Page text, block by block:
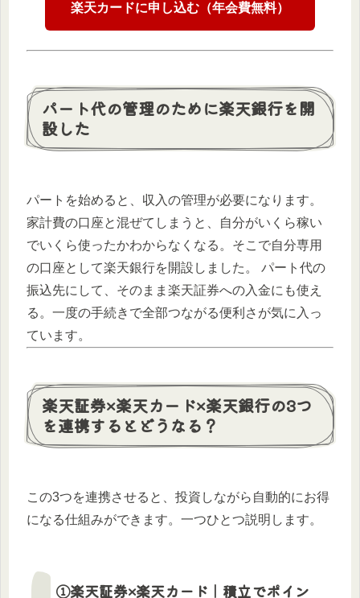
楽天カードに申し込む（年会費無料）
パート代の管理のために楽天銀行を開
設した
パートを始めると、収入の管理が必要になります。
家計費の口座と混ぜてしまうと、自分がいくら稼い
でいくら使ったかわからなくなる。そこで自分専用
の口座として楽天銀行を開設しました。 パート代の
振込先にして、そのまま楽天証券への入金にも使え
る。一度の手続きで全部つながる便利さが気に入っ
ています。
楽天証券×楽天カード×楽天銀行の3つ
を連携するとどうなる？
この3つを連携させると、投資しながら自動的にお得
になる仕組みができます。一つひとつ説明します。
①楽天証券×楽天カード｜積立でポイン